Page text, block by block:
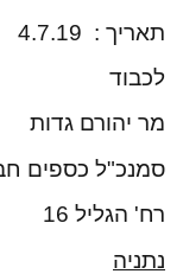
תאריך : 4.7.19
לכבוד
מר יהורם גדות
סמנכ"ל כספים
רח' הגליל 16
נתניה